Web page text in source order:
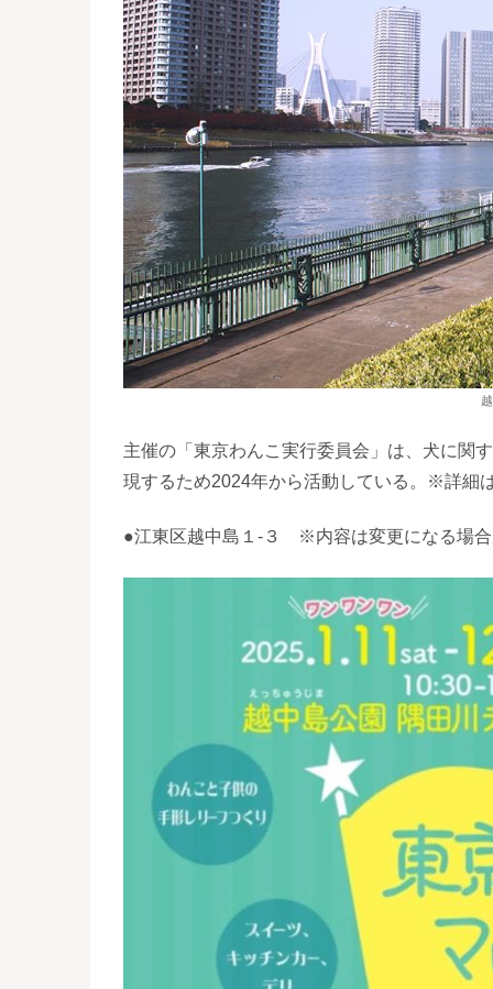
主催の「東京わんこ実行委員会」は、犬に関
現するため2024年から活動している。※詳細
●江東区越中島１-３ ※内容は変更になる場合